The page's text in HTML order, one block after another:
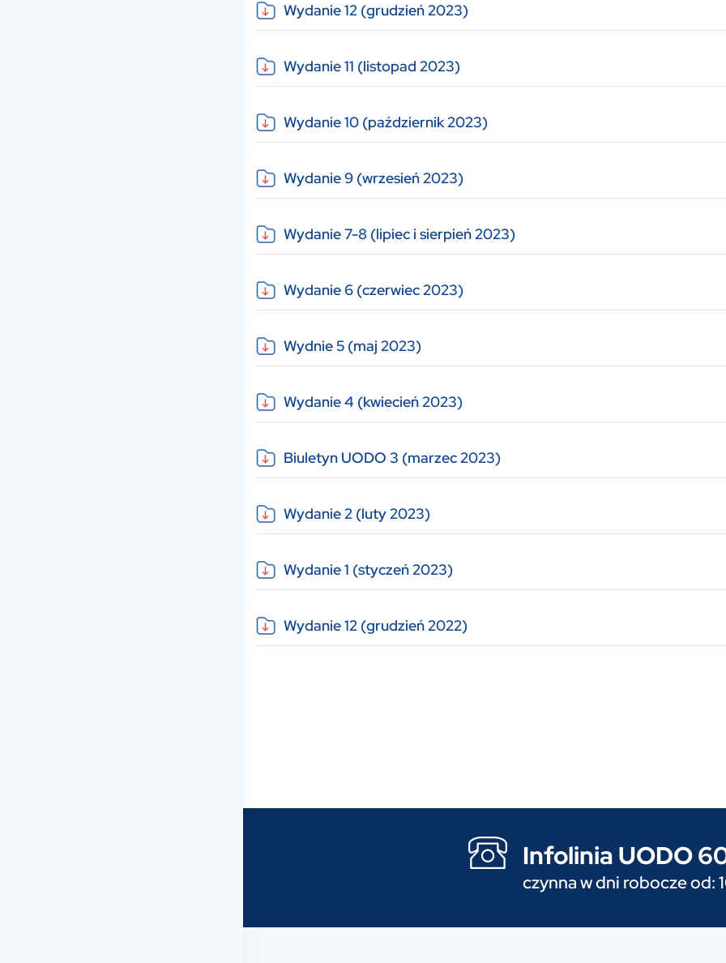
Wydanie 12 (grudzień 2023)
Wydanie 11 (listopad 2023)
Wydanie 10 (październik 2023)
Wydanie 9 (wrzesień 2023)
Wydanie 7-8 (lipiec i sierpień 2023)
Wydanie 6 (czerwiec 2023)
Wydnie 5 (maj 2023)
Wydanie 4 (kwiecień 2023)
Biuletyn UODO 3 (marzec 2023)
Wydanie 2 (luty 2023)
Wydanie 1 (styczeń 2023)
Wydanie 12 (grudzień 2022)
Infolinia UODO
czynna w dni robocze od: